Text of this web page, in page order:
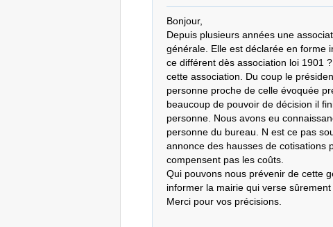
Bonjour,
Depuis plusieurs années une
générale. Elle est déclarée en forme
ce différent dès association loi 1901
cette association. Du coup le
personne proche de celle évoquée
beaucoup de pouvoir de décision il
personne. Nous avons eu
personne du bureau. N est ce pas
annonce des hausses de cotisations
compensent pas les coûts.
Qui pouvons nous prévenir de cette
informer la mairie qui verse
Merci pour vos précisions.